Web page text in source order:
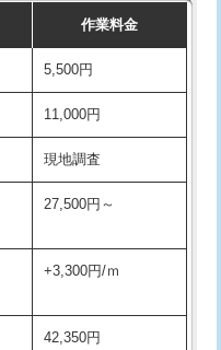
作業料金
5,500円
11,000円
現地調査
27,500円～
+3,300円/ｍ
42,350円